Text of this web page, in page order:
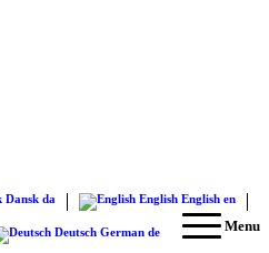
Dansk da English English en
Deutsch German de Menu